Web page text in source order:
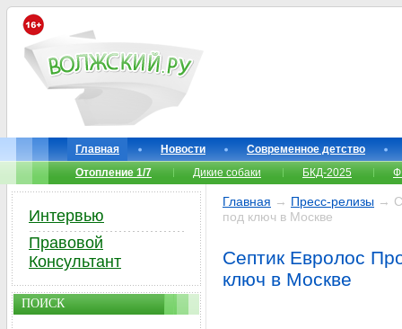
Главная Новости
Современное детство
Отопление 1/7
Дикие собаки БКД-2025
Главная → Пресс-релизы →
под ключ в Москве
Септик Евролос
ключ в Москве
Интервью
Правовой
Консультант
ПОИСК